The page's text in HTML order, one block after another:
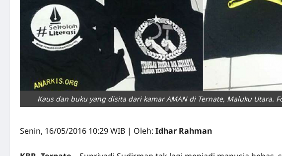
Kaus dan buku yang disita dari kamar AMAN di Ternate, Maluku Utara.
Senin, 16/05/2016 10:29 WIB | Oleh: Idhar Rahman